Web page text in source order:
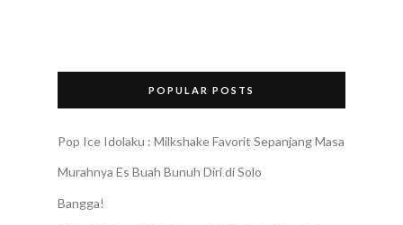
POPULAR POSTS
Pop Ice Idolaku : Milkshake Favorit Sepanjang Masa
Murahnya Es Buah Bunuh Diri di Solo
Bangga!